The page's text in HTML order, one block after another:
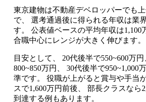
東京建物は不動産デベロッパーでも
で、 選考通過後に得られる年収は業
す。 公表値ベースの平均年収は1,100
合職中心にレンジが大きく伸びます。
目安として、 20代後半で550~600万
800~850万円、 30代後半で950~1,000
準です。 役職が上がると賞与や手当
スで1,600万円前後、 部長クラスなら
到達する例もあります。